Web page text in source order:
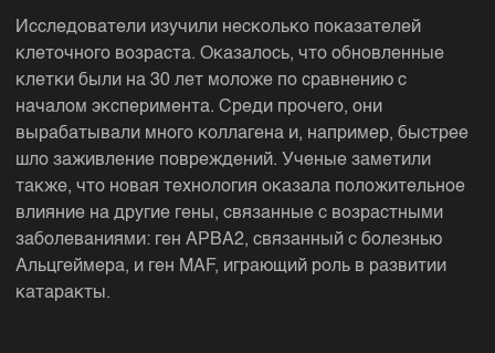
Исследователи изучили несколько показателей
клеточного возраста. Оказалось, что обновленные
клетки были на 30 лет моложе по сравнению с
началом эксперимента. Среди прочего, они
вырабатывали много коллагена и, например, быстрее
шло заживление повреждений. Ученые заметили
также, что новая технология оказала положительное
влияние на другие гены, связанные с возрастными
заболеваниями: ген APBA2, связанный с болезнью
Альцгеймера, и ген MAF, играющий роль в развитии
катаракты.